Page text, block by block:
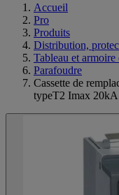
Accueil
Pro
Produits
Distribution,
Tableau et armoire
Parafoudre
Cassette de
typeT2 Imax 20kA